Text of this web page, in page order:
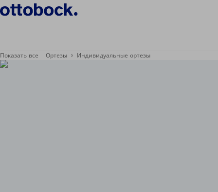
Показать все Ортезы Индивидуальные ортезы